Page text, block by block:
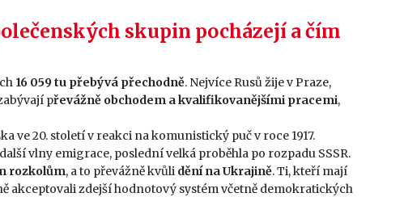
skupin pocházejí a čím
16 059 tu přebývá přechodně. Nejvíce Rusů žije v Praze,
převážně obchodem a kvalifikovanějšími pracemi,
ve 20. století v reakci na komunistický puč v roce 1917.
vlny emigrace, poslední velká proběhla po rozpadu SSSR.
rozkolům, a to převážně kvůli dění na Ukrajině. Ti, kteří mají
akceptovali zdejší hodnotový systém včetně demokratických